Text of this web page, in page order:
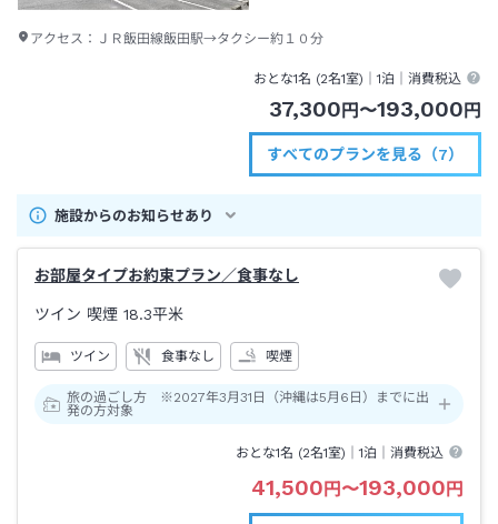
アクセス： ＪＲ飯田線飯田駅→タクシー約１０分
おとな1名 (2名1室)｜1泊 ｜消費税込
37,300 円 〜193,000 円
すべてのプランを見る（7）
施設からのお知らせあり
お部屋タイプお約束プラン／食事なし
ツイン 喫煙 18.3平米
ツイン 食事なし 喫煙
旅の過ごし方 ※2027年3月31日（沖縄は5月6日）までに出
発の方対象
おとな1名 (2名1室)｜1泊 ｜消費税込
41,500 円 〜193,000 円